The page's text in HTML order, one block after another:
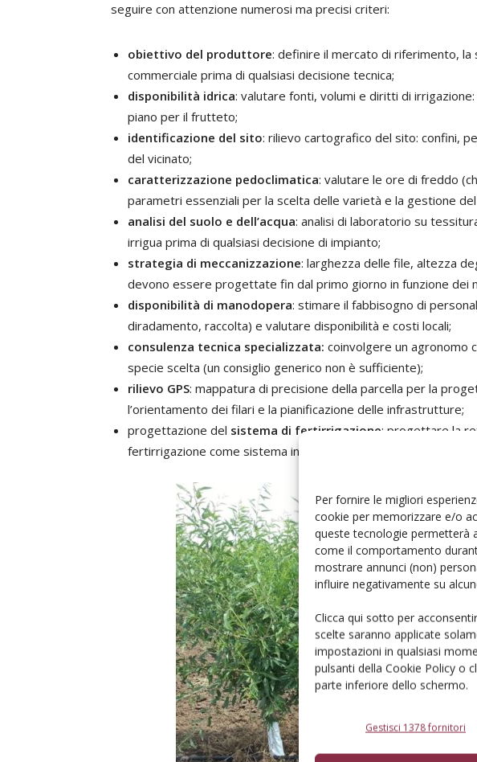
Per fornire le migliori
cookie per memorizzare e/o
queste tecnologie permetterà
come il comportamento
mostrare annunci (non)
influire negativamente su
Clicca qui sotto per
scelte saranno applicate
impostazioni in qualsiasi
pulsanti della Cookie Policy o
parte inferiore dello schermo.
Gestisci 1378 fornitori
seguire con attenzione numerosi ma precisi criteri:
obiettivo del produttore: definire il mercato di riferimento,
commerciale prima di qualsiasi decisione tecnica;
disponibilità idrica: valutare fonti, volumi e diritti di
piano per il frutteto;
identificazione del sito: rilievo cartografico del sito: confini,
del vicinato;
caratterizzazione pedoclimatica: valutare le ore di freddo
parametri essenziali per la scelta delle varietà e la gestione
analisi del suolo e dell’acqua: analisi di laboratorio su
irrigua prima di qualsiasi decisione di impianto;
strategia di meccanizzazione: larghezza delle file, altezza
devono essere progettate fin dal primo giorno in funzione dei
disponibilità di manodopera: stimare il fabbisogno di
diradamento, raccolta) e valutare disponibilità e costi locali;
consulenza tecnica specializzata: coinvolgere un agronomo
specie scelta (un consiglio generico non è sufficiente);
rilievo GPS: mappatura di precisione della parcella per la
l’orientamento dei filari e la pianificazione delle infrastrutture;
progettazione del sistema di fertirrigazione: progettare la
fertirrigazione come sistema integrato e non come elemento